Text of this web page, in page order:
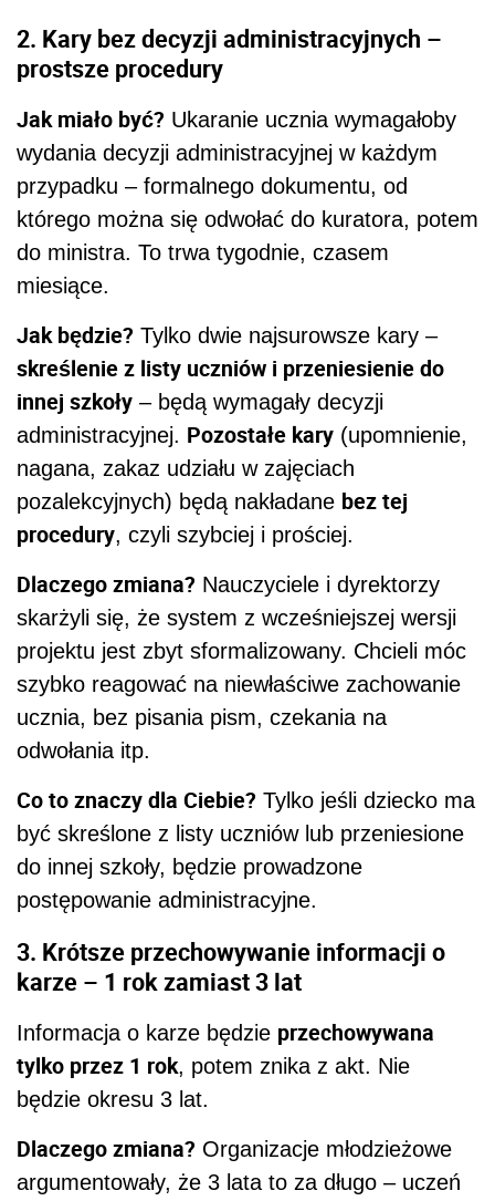
2. Kary bez decyzji administracyjnych –
prostsze procedury
Jak miało być? Ukaranie ucznia wymagałoby
wydania decyzji administracyjnej w każdym
przypadku – formalnego dokumentu, od
którego można się odwołać do kuratora, potem
do ministra. To trwa tygodnie, czasem
miesiące.
Jak będzie? Tylko dwie najsurowsze kary –
skreślenie z listy uczniów i przeniesienie do
innej szkoły – będą wymagały decyzji
administracyjnej. Pozostałe kary (upomnienie,
nagana, zakaz udziału w zajęciach
pozalekcyjnych) będą nakładane bez tej
procedury, czyli szybciej i prościej.
Dlaczego zmiana? Nauczyciele i dyrektorzy
skarżyli się, że system z wcześniejszej wersji
projektu jest zbyt sformalizowany. Chcieli móc
szybko reagować na niewłaściwe zachowanie
ucznia, bez pisania pism, czekania na
odwołania itp.
Co to znaczy dla Ciebie? Tylko jeśli dziecko ma
być skreślone z listy uczniów lub przeniesione
do innej szkoły, będzie prowadzone
postępowanie administracyjne.
3. Krótsze przechowywanie informacji o
karze – 1 rok zamiast 3 lat
Informacja o karze będzie przechowywana
tylko przez 1 rok, potem znika z akt. Nie
będzie okresu 3 lat.
Dlaczego zmiana? Organizacje młodzieżowe
argumentowały, że 3 lata to za długo – uczeń